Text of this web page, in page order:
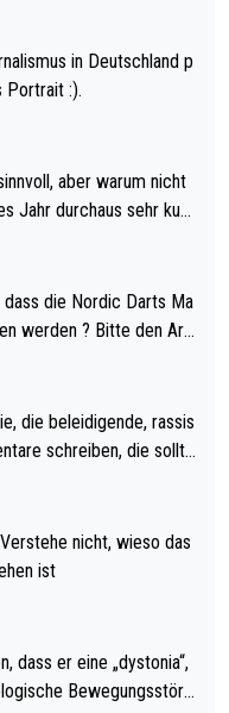
in Deutschland p
Portrait :).
aber warum nicht
des Weltmei
war bei Archie Self letzt
Weltmeister durch
Mitchel sich das (in Ve
die PDC-WM als Zi
werden ? Bitte den Arti
die beleidigende, rassis
schreiben, die sollte
mich: Luke Little
Social Media GvV p
öfters mal gegen Ric
nicht, wieso das
ist
dass er eine „dystonia“,
Bewegungsstöru